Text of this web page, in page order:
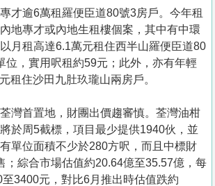
才逾6萬租羅便臣道80號3房戶。今年租
地專才或內地生租樓個案，其中有中環
以月租高達6.1萬元租住西半山羅便臣道80
位，實用呎租約59元；此外，亦有年輕
租住沙田九肚玖瓏山兩房戶。
荃灣首置地，財團出價趨審慎。荃灣油柑
於周5截標，項目最少提供1940伙，並
單位面積不少於280方呎，而且中標財
；綜合市場估值約20.64億至35.57億，每
3400元，對比6月推出時估值跌約